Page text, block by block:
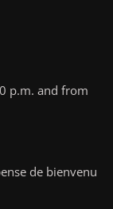
p.m. and from
de bienvenu